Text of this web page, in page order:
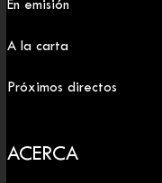
En emisión
A la carta
Próximos directos
ACERCA